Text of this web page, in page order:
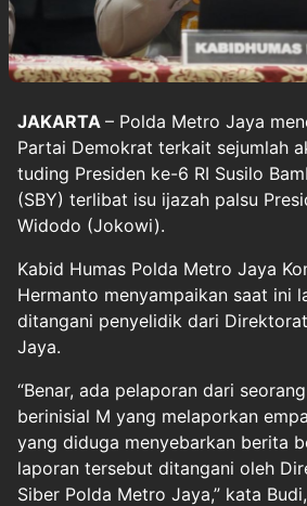
JAKARTA – Polda Metro Jaya
Partai Demokrat terkait sejumlah
tuding Presiden ke-6 RI Susilo
(SBY) terlibat isu ijazah palsu
Widodo (Jokowi).
Kabid Humas Polda Metro Jaya
Hermanto menyampaikan saat ini
ditangani penyelidik dari
Jaya.
“Benar, ada pelaporan dari
berinisial M yang melaporkan
yang diduga menyebarkan berita
laporan tersebut ditangani oleh
Siber Polda Metro Jaya,” kata